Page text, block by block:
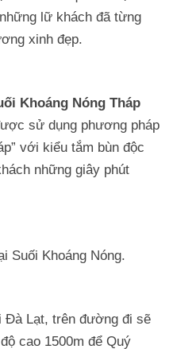
lữ khách đã từng
xinh đẹp.
Khoáng Nóng Tháp
sử dụng phương pháp
với kiểu tắm bùn độc
những giây phút
Suối Khoáng Nóng.
Đà Lạt, trên đường đi sẽ
cao 1500m để Quý